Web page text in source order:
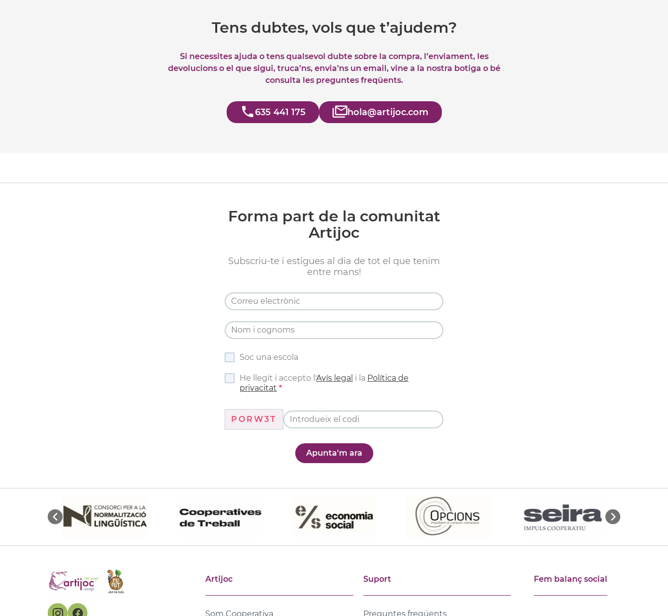
Tens dubtes, vols que t’ajudem?
Si necessites ajuda o tens qualsevol dubte sobre la compra, l’enviament, les
devolucions o el que sigui, truca’ns, envia’ns un email, vine a la nostra botiga o bé
consulta les preguntes freqüents.
635 441 175 hola@artijoc.com
Forma part de la comunitat
Artijoc
Subscriu-te i estigues al dia de tot el que tenim
entre mans!
Soc una escola
He llegit i accepto l'Avís legal i la Política de
privacitat
PORW3T
Apunta'm ara
Artijoc
Som Cooperativa
Suport
Preguntes freqüents
Fem balanç social